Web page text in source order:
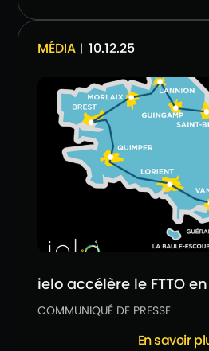
MÉDIA ︱10.12.25
ielo accélère le FTTO
COMMUNIQUÉ DE PRESSE
En savoir